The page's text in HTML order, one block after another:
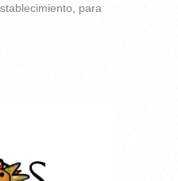
para